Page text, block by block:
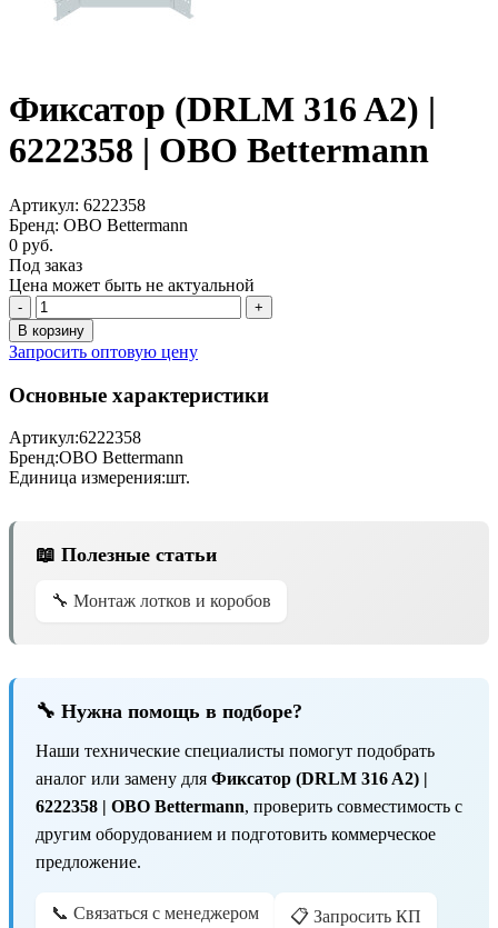
Фиксатор (DRLM 316 A2) |
6222358 | OBO Bettermann
Артикул: 6222358
Бренд: OBO Bettermann
0 руб.
Под заказ
Цена может быть не актуальной
-
+
В корзину
Запросить оптовую цену
Основные характеристики
Артикул:6222358
Бренд:OBO Bettermann
Единица измерения:шт.
📖 Полезные статьи
🔧 Монтаж лотков и коробов
🔧 Нужна помощь в подборе?
Наши технические специалисты помогут подобрать
аналог или замену для Фиксатор (DRLM 316 A2) |
6222358 | OBO Bettermann, проверить совместимость с
другим оборудованием и подготовить коммерческое
предложение.
📞 Связаться с менеджером 📋 Запросить КП